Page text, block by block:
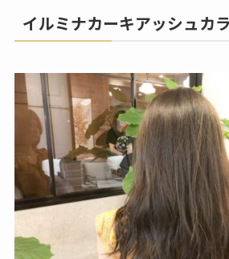
イルミナカーキアッシュカ